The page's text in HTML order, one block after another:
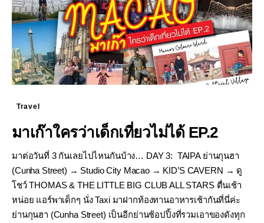
Travel
มาเก๊าใครว่าเด็กเที่ยวไม่ได้ EP.2
มาต่อวันที่ 3 กันเลยไปไหนกันบ้าง… DAY 3: TAIPA ย่านกุนฮา
(Cunha Street) → Studio City Macao → KID’S CAVERN → ดู
โชว์ THOMAS & THE LITTLE BIG CLUB ALL STARS ตื่นเช้า
หน่อย แอร์พาเด็กๆ นั่ง Taxi มาฝากท้องทานอาหารเช้ากันที่นี่ค่ะ
ย่านกุนฮา (Cunha Street) เป็นอีกย่านช้อปปิ้งที่รวมเอาของดังทุก